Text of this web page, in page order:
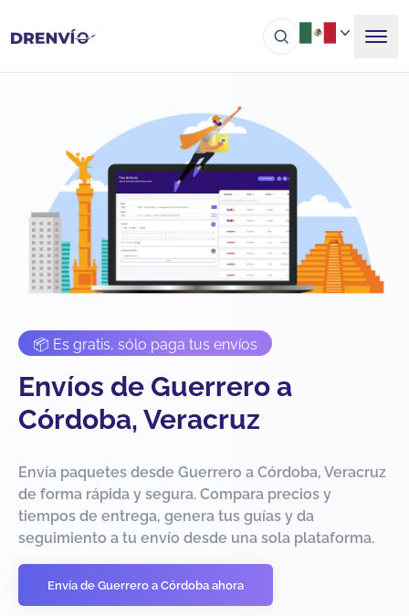
📦 Es gratis, sólo paga tus envíos
Envíos de Guerrero a
Córdoba, Veracruz
Envía paquetes desde Guerrero a Córdoba, Veracruz
de forma rápida y segura. Compara precios y
tiempos de entrega, genera tus guías y da
seguimiento a tu envío desde una sola plataforma.
Envía de Guerrero a Córdoba ahora